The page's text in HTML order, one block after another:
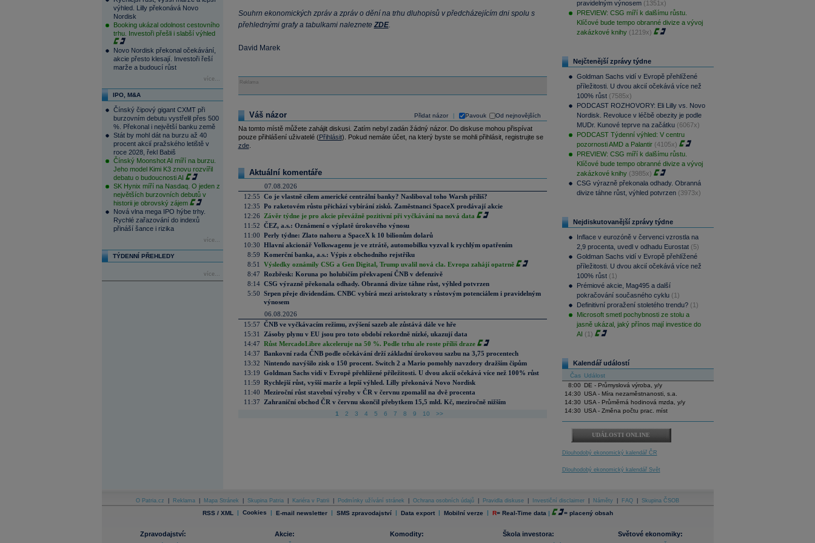
výhled. Lilly překonává Novo
Nordisk
Booking ukázal odolnost cestovního
trhu. Investoři přešli i slabší výhled
Novo Nordisk překonal očekávání,
akcie přesto klesají. Investoři řeší
marže a budoucí růst
více...
IPO, M&A
Čínský čipový gigant CXMT při
burzovním debutu vystřelil přes 500
%. Překonal i největší banku země
Stát by mohl dát na burzu až 40
procent akcií pražského letiště v
roce 2028, řekl Babiš
Čínský Moonshot AI míří na burzu.
Jeho model Kimi K3 znovu rozvířil
debatu o budoucnosti AI
SK Hynix míří na Nasdaq. O jeden z
největších burzovních debutů v
historii je obrovský zájem
Nová vlna mega IPO hýbe trhy.
Rychlé zařazování do indexů
přináší šance i rizika
více...
TÝDENNÍ PŘEHLEDY
více...
Souhrn ekonomických zpráv a zpráv o dění na trhu dluhopisů v předcházejícím dni spolu s
přehlednými grafy a tabulkami nalezneteZDE.
David Marek
Reklama
Přidat názor Pavouk Od nejnovějších
Váš názor
Na tomto místě můžete zahájit diskusi. Zatím nebyl zadán žádný názor. Do diskuse mohou přispívat
pouze přihlášení uživatelé (Přihlásit). Pokud nemáte účet, na který byste se mohli přihlásit, registrujte se
zde.
Aktuální komentáře
07.08.2026
12:55 Co je vlastně cílem americké centrální banky? Nasliboval toho Warsh příliš?
12:35 Po raketovém růstu přichází vybírání zisků. Zaměstnanci SpaceX prodávají akcie
12:26
Závěr týdne je pro akcie převážně pozitivní při vyčkávání na nová data
11:52 ČEZ, a.s.: Oznámení o výplatě úrokového výnosu
11:00 Perly týdne: Zlato nahoru a SpaceX k 10 bilionům dolarů
10:30 Hlavní akcionář Volkswagenu je ve ztrátě, automobilku vyzval k rychlým opatřením
8:59 Komerční banka, a.s.: Výpis z obchodního rejstříku
8:51
Výsledky oznámily CSG a Gen Digital, Trump uvalil nová cla. Evropa zahájí opatrně
8:47 Rozbřesk: Koruna po holubičím překvapení ČNB v defenzivě
8:14 CSG výrazně překonala odhady. Obranná divize táhne růst, výhled potvrzen
5:50 Srpen přeje dividendám. CNBC vybírá mezi aristokraty s růstovým potenciálem i pravidelným
výnosem
06.08.2026
15:57 ČNB ve vyčkávacím režimu, zvýšení sazeb ale zůstává dále ve hře
15:31
Zásoby plynu v EU jsou pro toto období rekordně nízké, ukazují data
14:47 Růst MercadoLibre akceleruje na 50 %. Podle trhu ale roste příliš draze
14:37 Bankovní rada ČNB podle očekávání drží základní úrokovou sazbu na 3,75 procentech
13:32 Nintendo navýšilo zisk o 150 procent. Switch 2 a Mario pomohly navzdory dražším čipům
13:19 Goldman Sachs vidí v Evropě přehlížené příležitosti. U dvou akcií očekává více než 100% růst
11:59 Rychlejší růst, vyšší marže a lepší výhled. Lilly překonává Novo Nordisk
11:40 Meziroční růst stavební výroby v ČR v červnu zpomalil na dvě procenta
11:37
Zahraniční obchod ČR v červnu skončil přebytkem 15,5 mld. Kč, meziročně nižším
1 2 3 4 5 6 7 8 9 10 >>
pravidelným výnosem (1351x)
PREVIEW: CSG míří k dalšímu růstu.
Klíčové bude tempo obranné divize a vývoj
zakázkové knihy (1219x)
Nejčtenější zprávy týdne
Goldman Sachs vidí v Evropě přehlížené
příležitosti. U dvou akcií očekává více než
100% růst (7585x)
PODCAST ROZHOVORY: Eli Lilly vs. Novo
Nordisk. Revoluce v léčbě obezity je podle
MUDr. Kunové teprve na začátku (6067x)
PODCAST Týdenní výhled: V centru
pozornosti AMD a Palantir (4105x)
PREVIEW: CSG míří k dalšímu růstu.
Klíčové bude tempo obranné divize a vývoj
zakázkové knihy (3985x)
CSG výrazně překonala odhady. Obranná
divize táhne růst, výhled potvrzen (3973x)
Nejdiskutovanější zprávy týdne
Inflace v eurozóně v červenci vzrostla na
2,9 procenta, uvedl v odhadu Eurostat (5)
Goldman Sachs vidí v Evropě přehlížené
příležitosti. U dvou akcií očekává více než
100% růst (1)
Prémiové akcie, Mag495 a další
pokračování současného cyklu (1)
Definitivní proražení stoletého trendu? (1)
Microsoft smetl pochybnosti ze stolu a
jasně ukázal, jaký přínos mají investice do
AI (1)
Kalendář událostí
Čas Událost
8:00
DE - Průmyslová výroba, y/y
14:30 USA - Míra nezaměstnanosti, s.a.
14:30 USA - Průměrná hodinová mzda, y/y
14:30 USA - Změna počtu prac. míst
UDÁLOSTI ONLINE
Dlouhodobý ekonomický kalendář ČR
Dlouhodobý ekonomický kalendář Svět
O Patria.cz Reklama Mapa Stránek Skupina Patria Kariéra v Patrii Podmínky užívání stránek Ochrana osobních údajů Pravidla diskuse Investiční disclaimer Náměty FAQ Skupina ČSOB
RSS / XML | Cookies | E-mail newsletter | SMS zpravodajství | Data export | Mobilní verze | R= Real-Time data | = placený obsah
Zpravodajství:
Akcie:
Komodity:
Škola investora:
Světové ekonomiky: